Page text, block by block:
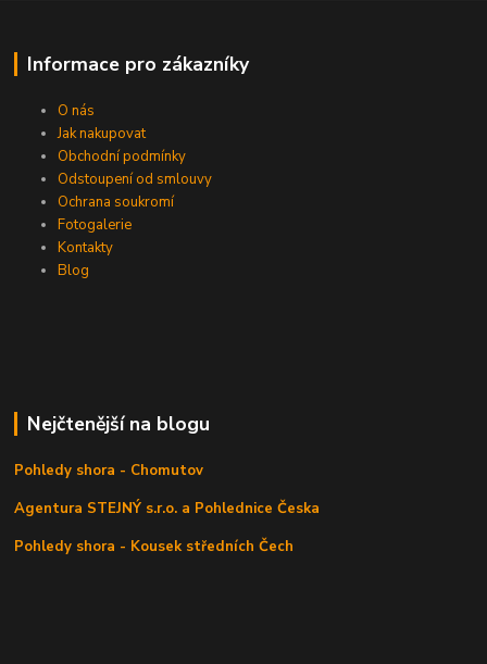
Informace pro zákazníky
O nás
Jak nakupovat
Obchodní podmínky
Odstoupení od smlouvy
Ochrana soukromí
Fotogalerie
Kontakty
Blog
Nejčtenější na blogu
Pohledy shora - Chomutov
Agentura STEJNÝ s.r.o. a Pohlednice Česka
Pohledy shora - Kousek středních Čech